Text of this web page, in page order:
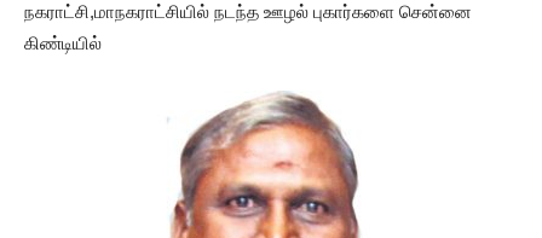
நகராட்சி,மாநகராட்சியில் நடந்த ஊழல் புகார்களை சென்னை
கிண்டியில்